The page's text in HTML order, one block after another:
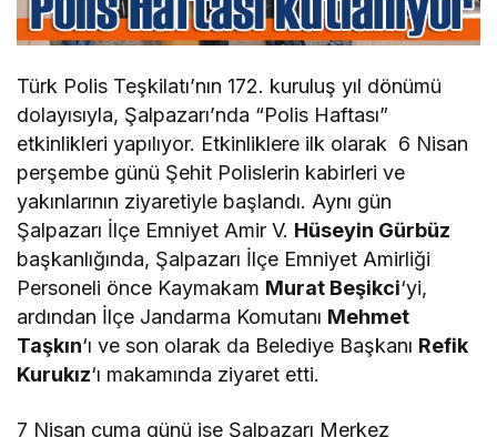
Türk Polis Teşkilatı’nın 172. kuruluş yıl dönümü
dolayısıyla, Şalpazarı’nda “Polis Haftası”
etkinlikleri yapılıyor. Etkinliklere ilk olarak 6 Nisan
perşembe günü Şehit Polislerin kabirleri ve
yakınlarının ziyaretiyle başlandı. Aynı gün
Şalpazarı İlçe Emniyet Amir V. Hüseyin Gürbüz
başkanlığında, Şalpazarı İlçe Emniyet Amirliği
Personeli önce Kaymakam Murat Beşikci‘yi,
ardından İlçe Jandarma Komutanı Mehmet
Taşkın‘ı ve son olarak da Belediye Başkanı Refik
Kurukız‘ı makamında ziyaret etti.
7 Nisan cuma günü ise Şalpazarı Merkez